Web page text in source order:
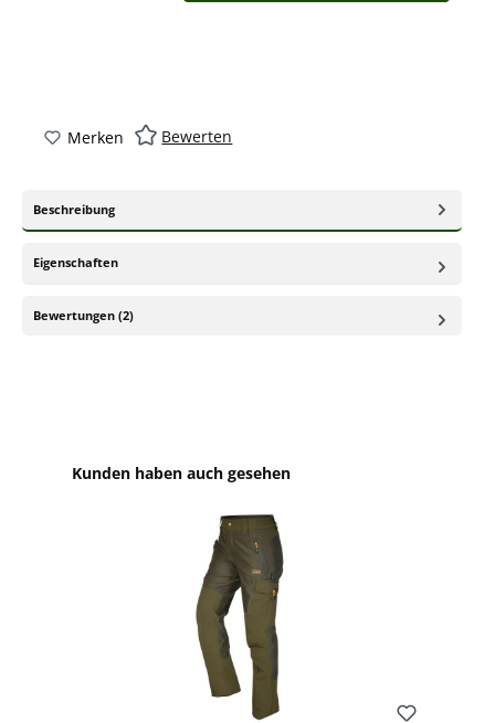
Merken Bewerten
Beschreibung
Eigenschaften
Bewertungen (2)
Produktgalerie überspringen
Kunden haben auch gesehen